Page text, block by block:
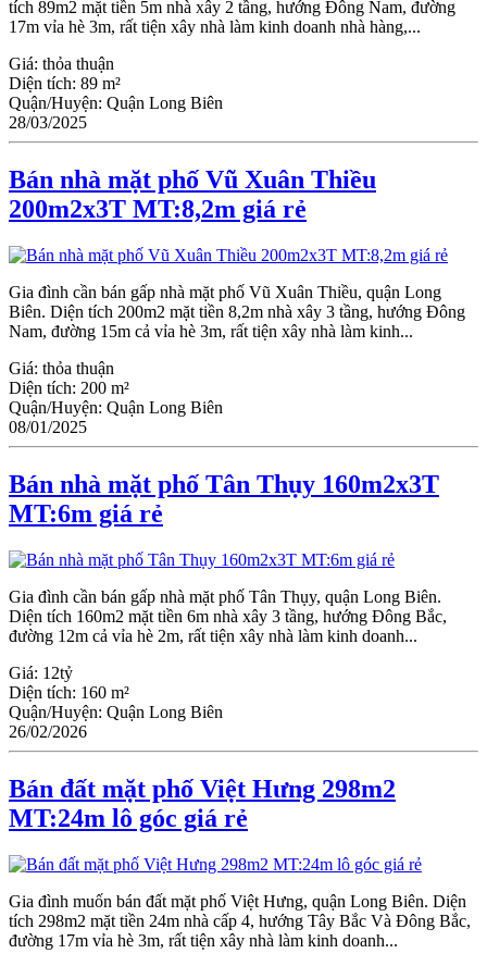
tích 89m2 mặt tiền 5m nhà xây 2 tầng, hướng Đông Nam, đường
17m vỉa hè 3m, rất tiện xây nhà làm kinh doanh nhà hàng,...
Giá: thỏa thuận
Diện tích: 89 m²
Quận/Huyện: Quận Long Biên
28/03/2025
Bán nhà mặt phố Vũ Xuân Thiều
200m2x3T MT:8,2m giá rẻ
Gia đình cần bán gấp nhà mặt phố Vũ Xuân Thiều, quận Long
Biên. Diện tích 200m2 mặt tiền 8,2m nhà xây 3 tầng, hướng Đông
Nam, đường 15m cả vỉa hè 3m, rất tiện xây nhà làm kinh...
Giá: thỏa thuận
Diện tích: 200 m²
Quận/Huyện: Quận Long Biên
08/01/2025
Bán nhà mặt phố Tân Thụy 160m2x3T
MT:6m giá rẻ
Gia đình cần bán gấp nhà mặt phố Tân Thụy, quận Long Biên.
Diện tích 160m2 mặt tiền 6m nhà xây 3 tầng, hướng Đông Bắc,
đường 12m cả vỉa hè 2m, rất tiện xây nhà làm kinh doanh...
Giá: 12tỷ
Diện tích: 160 m²
Quận/Huyện: Quận Long Biên
26/02/2026
Bán đất mặt phố Việt Hưng 298m2
MT:24m lô góc giá rẻ
Gia đình muốn bán đất mặt phố Việt Hưng, quận Long Biên. Diện
tích 298m2 mặt tiền 24m nhà cấp 4, hướng Tây Bắc Và Đông Bắc,
đường 17m vỉa hè 3m, rất tiện xây nhà làm kinh doanh...